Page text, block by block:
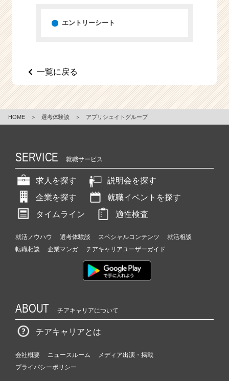
エントリーシート
一覧に戻る
HOME ＞ 選考体験談 ＞ アプリシェイトグループ
SERVICE 就職サービス
求人を探す
説明会を探す
企業を探す
就職イベントを探す
タイムライン
適性検査
就活ノウハウ 選考体験談 スペシャルコンテンツ
就活相談
転職相談
企業マンガ チアキャリアユーザーガイド
ABOUT チアキャリアについて
チアキャリアとは
会社概要 ニュースルーム
メディア出演・掲載
プライバシーポリシー